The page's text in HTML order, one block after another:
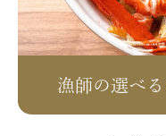
漁師の選べ